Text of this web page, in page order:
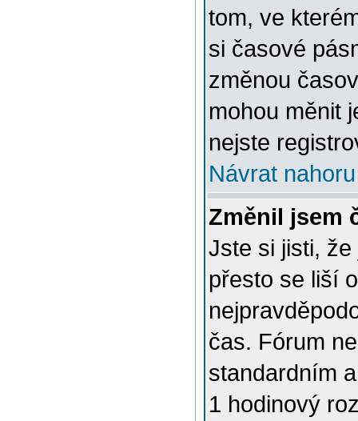
tom, ve
si časové
změnou
mohou měnit
nejste
Návrat nahoru
Změnil jsem
Jste si jisti,
přesto se liší
čas. Fórum
standardním
1 hodinový